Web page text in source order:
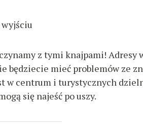
z tymi knajpami! Adresy
będziecie mieć problemów ze
w centrum i turystycznych
się najeść po uszy.